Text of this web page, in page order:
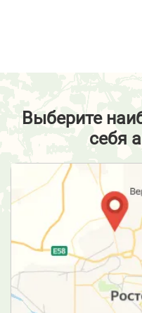
Выберите
себя